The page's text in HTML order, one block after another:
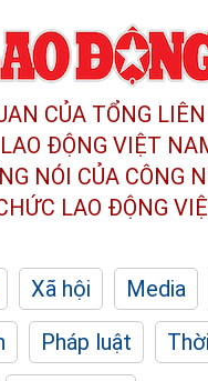
CỦA TỔNG
LAO ĐỘNG VIỆT
NÓI CỦA CÔNG
LAO ĐỘNG
Xã hội Media
Pháp luật